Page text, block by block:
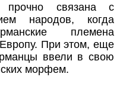
прочно связана с
народов, когда
племена
При этом, еще
ввели в свою
морфем.